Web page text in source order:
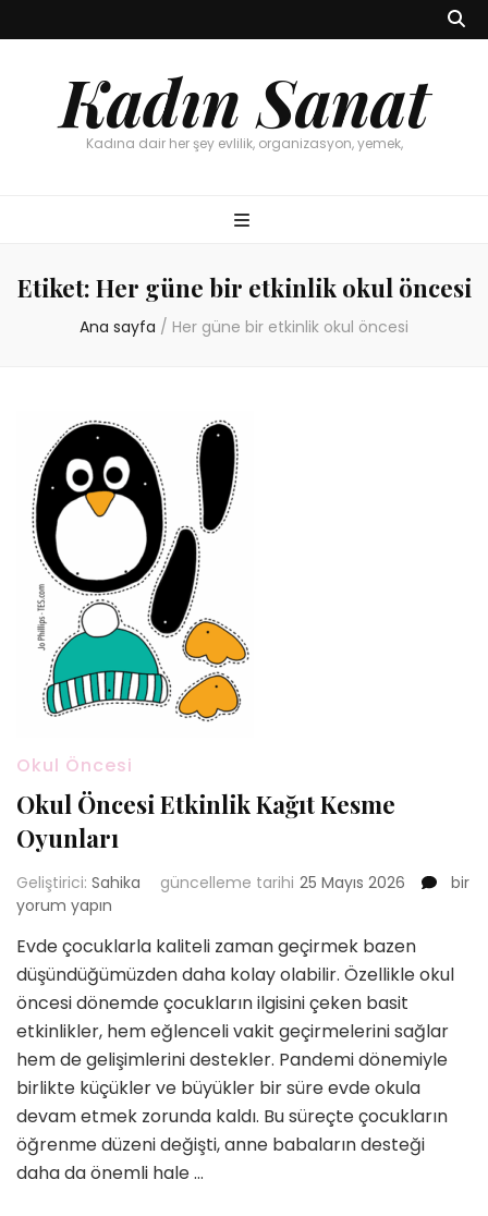
Kadın Sanat
Kadına dair her şey evlilik, organizasyon, yemek,
Etiket: Her güne bir etkinlik okul öncesi
Ana sayfa / Her güne bir etkinlik okul öncesi
Okul Öncesi
Okul Öncesi Etkinlik Kağıt Kesme
Oyunları
Geliştirici: Sahika güncelleme tarihi 25 Mayıs 2026
Okul
bir
yorum yapın
Evde çocuklarla kaliteli zaman geçirmek bazen
düşündüğümüzden daha kolay olabilir. Özellikle okul
öncesi dönemde çocukların ilgisini çeken basit
etkinlikler, hem eğlenceli vakit geçirmelerini sağlar
hem de gelişimlerini destekler. Pandemi dönemiyle
birlikte küçükler ve büyükler bir süre evde okula
devam etmek zorunda kaldı. Bu süreçte çocukların
öğrenme düzeni değişti, anne babaların desteği
daha da önemli hale …